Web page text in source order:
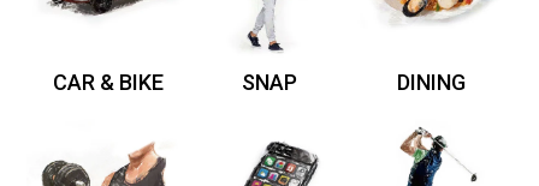
CAR & BIKE SNAP DINING